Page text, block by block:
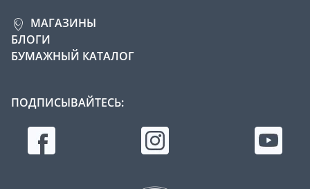
МАГАЗИНЫ
БЛОГИ
БУМАЖНЫЙ КАТАЛОГ
ПОДПИСЫВАЙТЕСЬ: